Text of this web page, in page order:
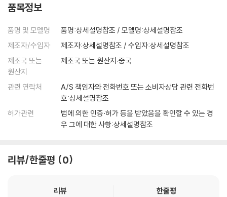
품목정보
품명 및 모델명
품명:상세설명참조 / 모델명:상세설명참조
제조자/수입자
제조자:상세설명참조 / 수입자:상세설명참조
제조국 또는
원산지
제조국 또는 원산지:중국
관련 연락처
A/S 책임자와 전화번호 또는 소비자상담 관련 전화번
호:상세설명참조
허가관련
법에 의한 인증·허가 등을 받았음을 확인할 수 있는 경
우 그에 대한 사항:상세설명참조
리뷰/한줄평 0
리뷰
한줄평